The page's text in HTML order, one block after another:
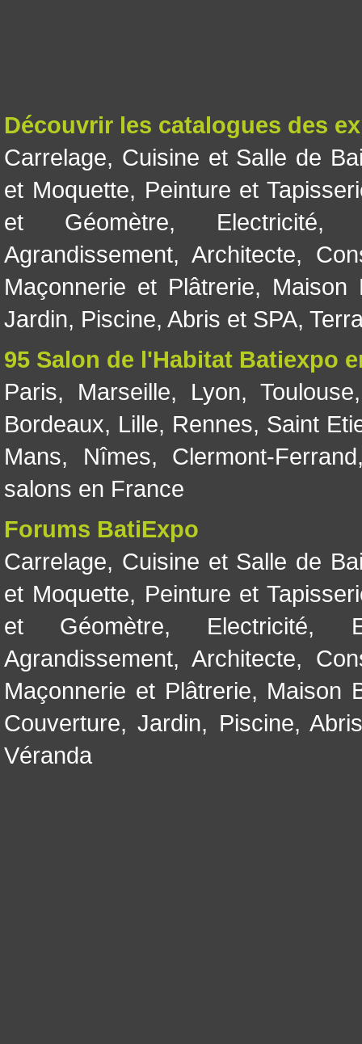
Découvrir les catalogues des
Carrelage, Cuisine et Salle de
et Moquette, Peinture et
et Géomètre, Electricité
Agrandissement, Architecte,
Maçonnerie et Plâtrerie, Maison
Jardin, Piscine, Abris et SPA,
95 Salon de l'Habitat Batiexpo
Paris, Marseille, Lyon, Toulouse
Bordeaux, Lille, Rennes, Saint
Mans, Nîmes, Clermont-Ferrand
salons en France
Forums BatiExpo
Carrelage, Cuisine et Salle de
et Moquette, Peinture et
et Géomètre, Electricité,
Agrandissement, Architecte,
Maçonnerie et Plâtrerie, Maison
Couverture,Jardin, Piscine,
Véranda